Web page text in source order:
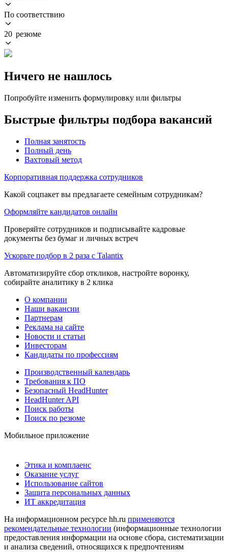
По соответствию
20 резюме
Ничего не нашлось
Попробуйте изменить формулировку или фильтры
Быстрые фильтры подбора вакансий
Полная занятость
Полный день
Вахтовый метод
Корпоративная поддержка сотрудников
Какой соцпакет вы предлагаете семейным сотрудникам?
Оформляйте кандидатов онлайн
Проверяйте сотрудников и подписывайте кадровые
документы без бумаг и личных встреч
Ускорьте подбор в 2 раза с Talantix
Автоматизируйте сбор откликов, настройте воронку,
собирайте аналитику в 2 клика
О компании
Наши вакансии
Партнерам
Реклама на сайте
Новости и статьи
Инвесторам
Кандидаты по профессиям
Производственный календарь
Требования к ПО
Безопасный HeadHunter
HeadHunter API
Поиск работы
Поиск по резюме
Мобильное приложение
Этика и комплаенс
Оказание услуг
Использование сайтов
Защита персональных данных
ИТ аккредитация
На информационном ресурсе hh.ru применяются
рекомендательные технологии (информационные технологии
предоставления информации на основе сбора, систематизации
и анализа сведений, относящихся к предпочтениям